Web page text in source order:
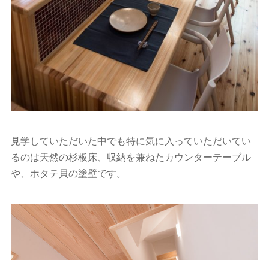
見学していただいた中でも特に気に入っていただいてい
るのは天然の杉板床、収納を兼ねたカウンターテーブル
や、ホタテ貝の塗壁です。